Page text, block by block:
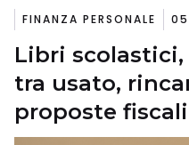
FINANZA PERSONALE
Libri
tra usato,
proposte fiscali